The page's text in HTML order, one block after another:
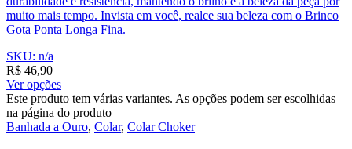
muito mais tempo. Invista em você, realce sua beleza com o Brinco
Gota Ponta Longa Fina.
SKU: n/a
R$ 46,90
Ver opções
Este produto tem várias variantes. As opções podem ser escolhidas
na página do produto
Banhada a Ouro, Colar, Colar Choker